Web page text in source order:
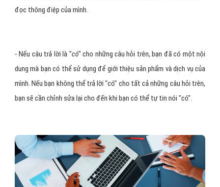
đọc thông điệp của mình.
- Nếu câu trả lời là "có" cho những câu hỏi trên, bạn đã có một nội
dung mà bạn có thể sử dụng để giới thiệu sản phẩm và dịch vụ của
mình. Nếu bạn không thể trả lời "có" cho tất cả những câu hỏi trên,
bạn sẽ cần chỉnh sửa lại cho đến khi bạn có thể tự tin nói "có".